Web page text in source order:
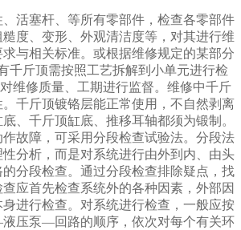
活塞杆、等所有零部件，检查各零部件
度、变形、外观清洁度等，对其进行维
与相关标准。或根据维修规定的某部分
千斤顶需按照工艺拆解到小单元进行检
维修质量、工期进行监督。维修中千斤
千斤顶镀铬层能正常使用，不自然剥离
、千斤顶缸底、推移耳轴都须为锻制。
故障，可采用分段检查试验法。分段法
分析，而是对系统进行由外到内、由头
分段检查。通过分段检查排除疑点，找
应首先检查系统外的各种因素，外部因
进行检查。对系统进行检查，一般应按
压泵—回路的顺序，依次对每个有关环